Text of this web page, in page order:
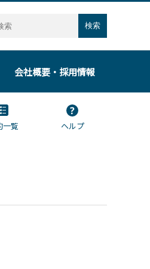
検索
会社概要・採用情報
一覧 ヘルプ